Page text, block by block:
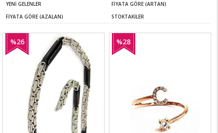
YENI GELENLER
FIYATA GÖRE (ARTAN)
FIYATA GÖRE (AZALAN)
STOKTAKILER
%26
%28